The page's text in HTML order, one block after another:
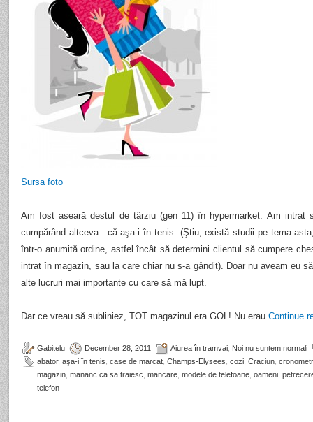
Sursa foto
Am fost aseară destul de târziu (gen 11) în hypermarket. Am
cumpărând altceva.. că aşa-i în tenis. (Ştiu, există studii pe tema
într-o anumită ordine, astfel încât să determini clientul să cumpere
intrat în magazin, sau la care chiar nu s-a gândit). Doar nu aveam eu
alte lucruri mai importante cu care să mă lupt.
Dar ce vreau să subliniez, TOT magazinul era GOL! Nu erau Continue
Gabitelu December 28, 2011 Aiurea în tramvai Noi nu suntem normali
abator, aşa-i în tenis case de marcat Champs-Elysees cozi Craciun
magazin mananc ca sa traiesc mancare modele de telefoane oameni
telefon